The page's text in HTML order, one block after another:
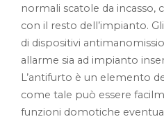
normali scatole da incasso,
con il resto dell’impianto.
di dispositivi
allarme sia ad impianto
L’antifurto è un elemento
come tale può essere
funzioni domotiche